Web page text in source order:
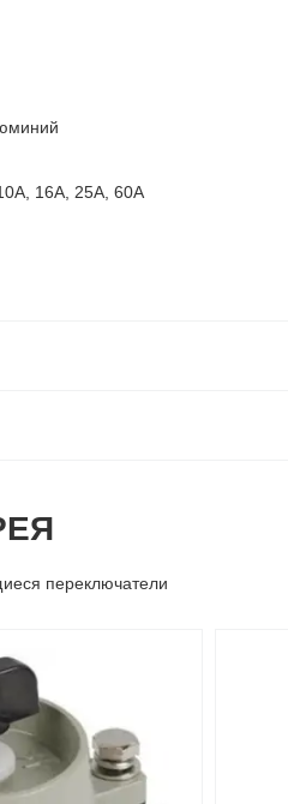
16А, 25А, 60А
переключатели